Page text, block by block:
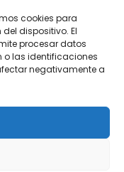
cookies para
dispositivo. El
procesar datos
las identificaciones
negativamente a